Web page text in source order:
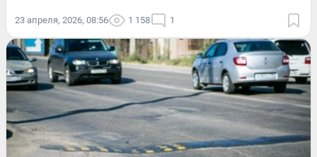
23 апреля, 2026, 08:56 1 158 1